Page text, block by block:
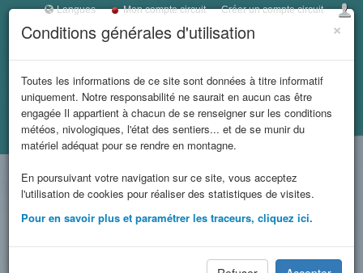
×
Conditions générales d'utilisation
Toutes les informations de ce site sont données à titre informatif
uniquement. Notre responsabilité ne saurait en aucun cas être
engagée Il appartient à chacun de se renseigner sur les conditions
météos, nivologiques, l'état des sentiers... et de se munir du
matériel adéquat pour se rendre en montagne.
En poursuivant votre navigation sur ce site, vous acceptez
l'utilisation de cookies pour réaliser des statistiques de visites.
Pour en savoir plus et paramétrer les traceurs, cliquez ici.
Langues Mon compte circuit Créer un compte circuit
LES REFUGES DE
SAVOIE
et massifs
limitrophes
5 0 22